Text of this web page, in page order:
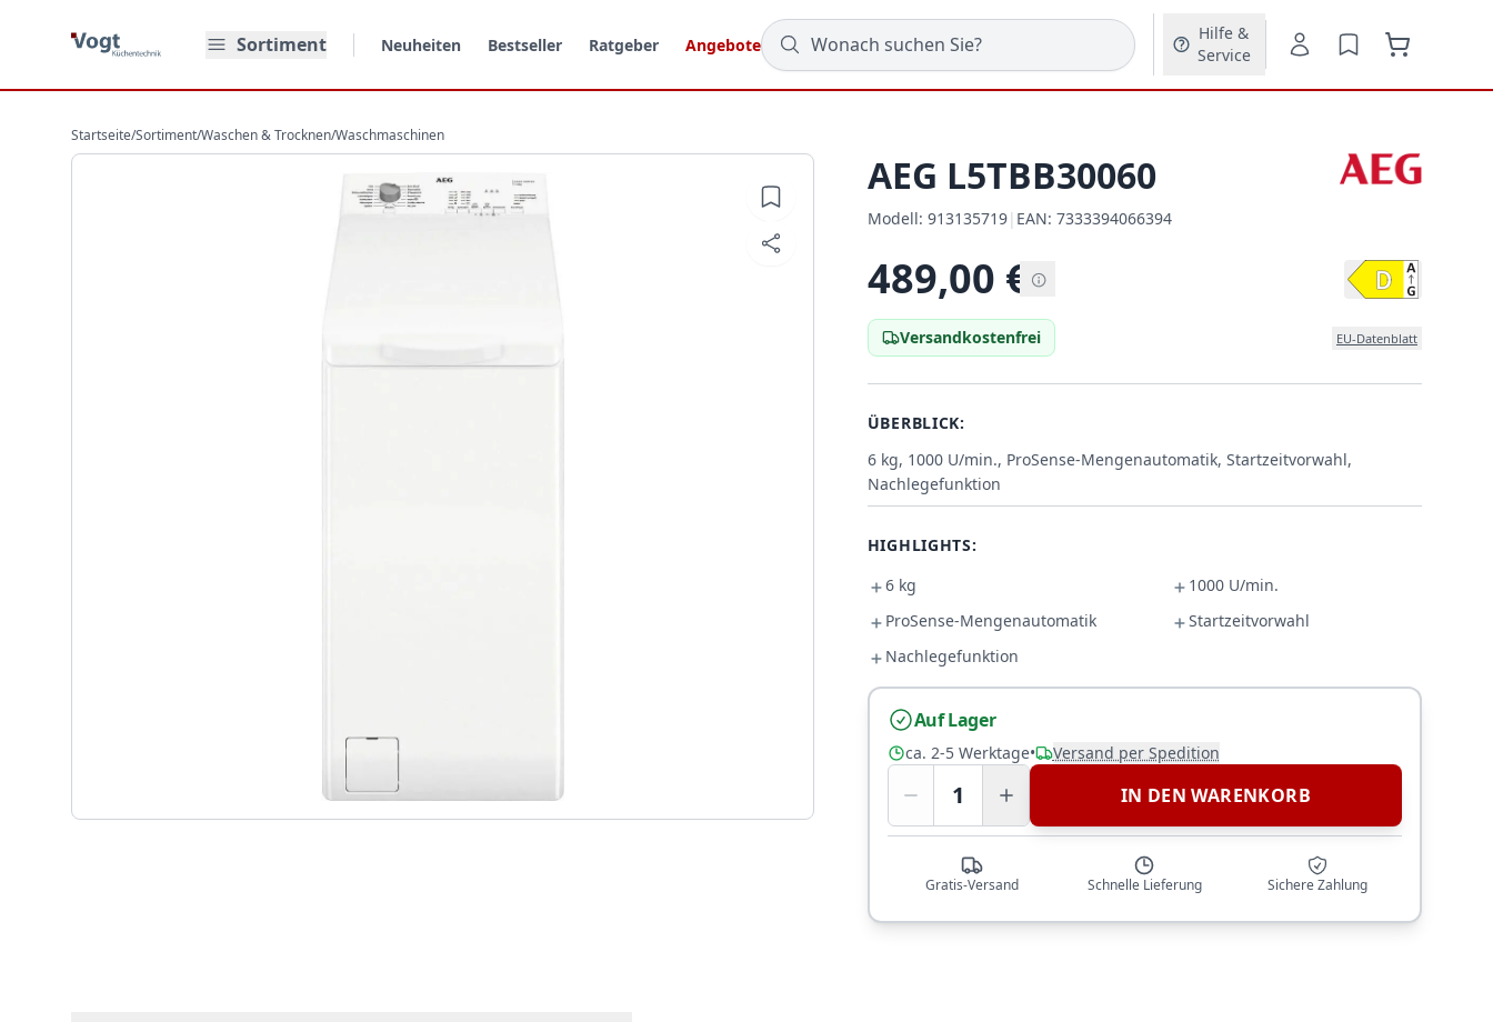
Sortiment
Neuheiten Bestseller Ratgeber Angebote
Hilfe &
Service
Startseite/Sortiment/Waschen & Trocknen/Waschmaschinen
AEG L5TBB30060
Modell:
Modell: 913135719|
EAN:
EAN: 7333394066394
489,00 €
Versandkostenfrei EU-Datenblatt
ÜBERBLICK:
6 kg, 1000 U/min., ProSense-Mengenautomatik, Startzeitvorwahl,
Nachlegefunktion
HIGHLIGHTS:
6 kg
1000 U/min.
ProSense-Mengenautomatik
Startzeitvorwahl
Nachlegefunktion
Auf Lager
ca. 2-5 Werktage• Versand per Spedition
1 IN DEN WARENKORB
Gratis-Versand Schnelle Lieferung Sichere Zahlung